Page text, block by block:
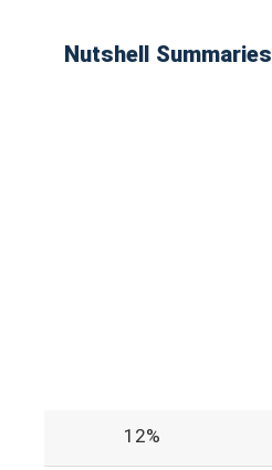
بیشترین استفاده از Nutshell Summaries
12%